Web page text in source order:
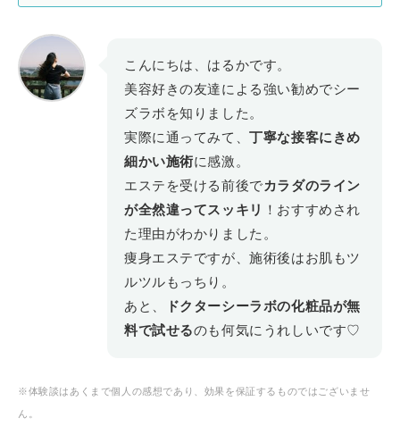
こんにちは、はるかです。
美容好きの友達による強い勧めでシー
ズラボを知りました。
実際に通ってみて、丁寧な接客にきめ
細かい施術に感激。
エステを受ける前後でカラダのライン
が全然違ってスッキリ
！おすすめされ
た理由がわかりました。
痩身エステですが、施術後はお肌もツ
ルツルもっちり。
あと、
ドクターシーラボの化粧品が無
料で試せるのも何気にうれしいです♡
※体験談はあくまで個人の感想であり、効果を保証するものではございませ
ん。